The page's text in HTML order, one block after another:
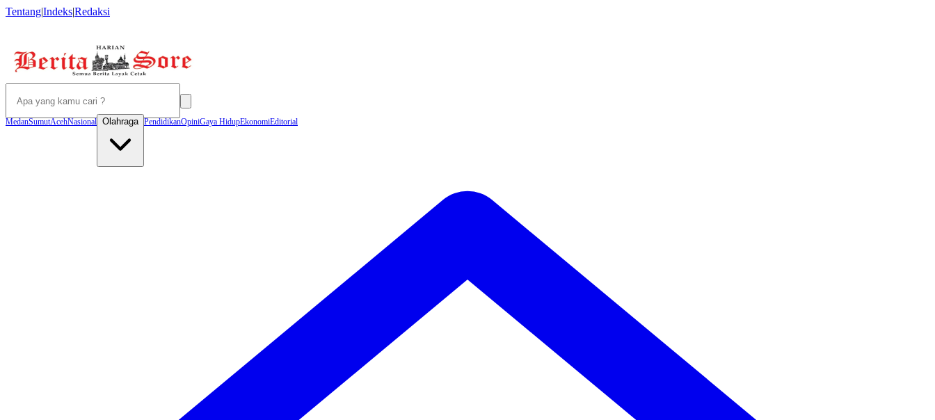
Tentang|Indeks|Redaksi
MedanSumutAcehNasional Olahraga PendidikanOpiniGaya HidupEkonomiEditorial